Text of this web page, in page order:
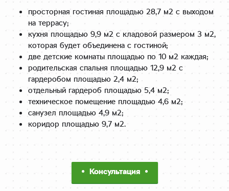
просторная гостиная площадью 28,7 м2 с выходом
на террасу;
кухня площадью 9,9 м2 с кладовой размером 3 м2,
которая будет объединена с гостиной;
две детские комнаты площадью по 10 м2 каждая;
родительская спальня площадью 12,9 м2 с
гардеробом площадью 2,4 м2;
отдельный гардероб площадью 5,4 м2;
техническое помещение площадью 4,6 м2;
санузел площадью 4,9 м2;
коридор площадью 9,7 м2.
Консультация